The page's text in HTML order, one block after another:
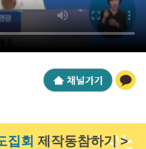
집회 제작동참하기 >